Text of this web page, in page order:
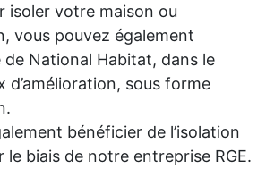
isoler votre maison ou
vous pouvez également
National Habitat, dans le
d’amélioration, sous forme
bénéficier de l’isolation
le biais de notre entreprise RGE.